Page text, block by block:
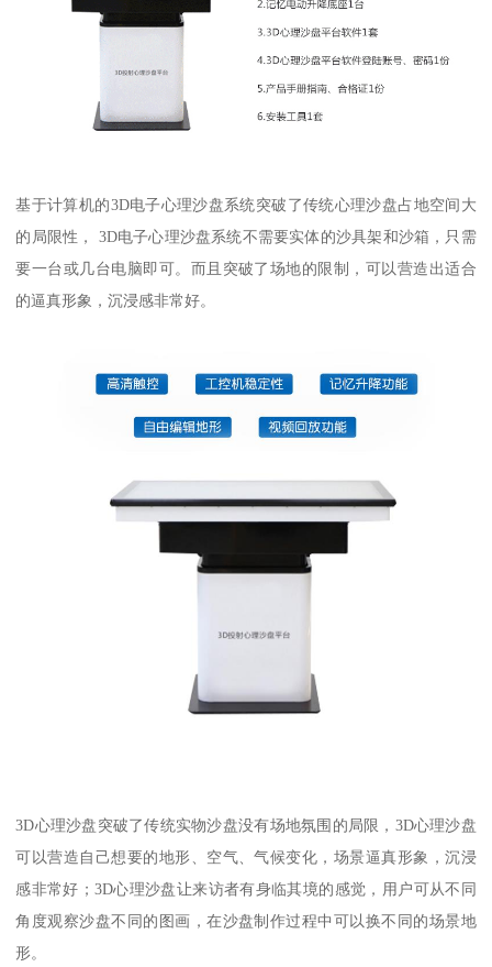
基于计算机的3D电子心理沙盘系统突破了传统心理沙盘占地空间大
的局限性， 3D电子心理沙盘系统不需要实体的沙具架和沙箱，只需
要一台或几台电脑即可。而且突破了场地的限制，可以营造出适合
的逼真形象，沉浸感非常好。
3D心理沙盘突破了传统实物沙盘没有场地氛围的局限，3D心理沙盘
可以营造自己想要的地形、空气、气候变化，场景逼真形象，沉浸
感非常好；3D心理沙盘让来访者有身临其境的感觉，用户可从不同
角度观察沙盘不同的图画，在沙盘制作过程中可以换不同的场景地
形。